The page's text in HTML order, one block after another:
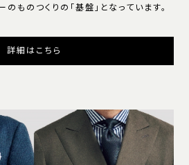
のものつくりの「基盤」となっています。
詳細はこちら